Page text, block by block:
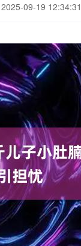
09-19 12:34:31